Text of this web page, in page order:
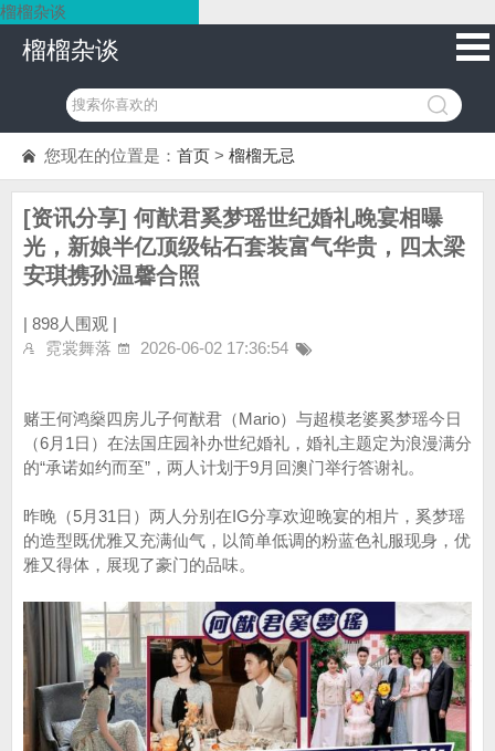
榴榴杂谈
榴榴杂谈
您现在的位置是： 首页 > 榴榴无忌
[资讯分享] 何猷君奚梦瑶世纪婚礼晚宴相曝
光，新娘半亿顶级钻石套装富气华贵，四太梁
安琪携孙温馨合照
| 898人围观 |
霓裳舞落
2026-06-02 17:36:54
赌王何鸿燊四房儿子何猷君（Mario）与超模老婆奚梦瑶今日
（6月1日）在法国庄园补办世纪婚礼，婚礼主题定为浪漫满分
的“承诺如约而至”，两人计划于9月回澳门举行答谢礼。
昨晚（5月31日）两人分别在IG分享欢迎晚宴的相片，奚梦瑶
的造型既优雅又充满仙气，以简单低调的粉蓝色礼服现身，优
雅又得体，展现了豪门的品味。